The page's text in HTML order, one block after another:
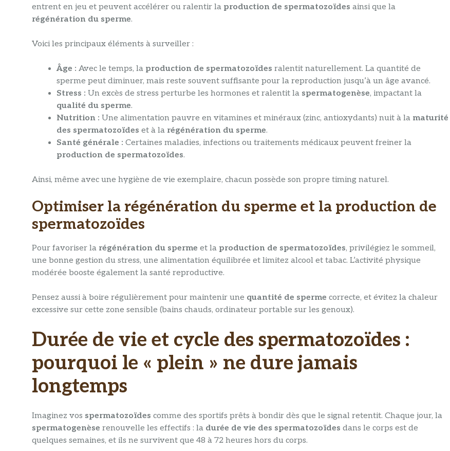
entrent en jeu et peuvent accélérer ou ralentir la production de spermatozoïdes ainsi que la
régénération du sperme.
Voici les principaux éléments à surveiller :
Âge : Avec le temps, la production de spermatozoïdes ralentit naturellement. La quantité de
sperme peut diminuer, mais reste souvent suffisante pour la reproduction jusqu’à un âge avancé.
Stress : Un excès de stress perturbe les hormones et ralentit la spermatogenèse, impactant la
qualité du sperme.
Nutrition : Une alimentation pauvre en vitamines et minéraux (zinc, antioxydants) nuit à la maturité
des spermatozoïdes et à la régénération du sperme.
Santé générale : Certaines maladies, infections ou traitements médicaux peuvent freiner la
production de spermatozoïdes.
Ainsi, même avec une hygiène de vie exemplaire, chacun possède son propre timing naturel.
Optimiser la régénération du sperme et la production de
spermatozoïdes
Pour favoriser la régénération du sperme et la production de spermatozoïdes, privilégiez le sommeil,
une bonne gestion du stress, une alimentation équilibrée et limitez alcool et tabac. L’activité physique
modérée booste également la santé reproductive.
Pensez aussi à boire régulièrement pour maintenir une quantité de sperme correcte, et évitez la chaleur
excessive sur cette zone sensible (bains chauds, ordinateur portable sur les genoux).
Durée de vie et cycle des spermatozoïdes :
pourquoi le « plein » ne dure jamais
longtemps
Imaginez vos spermatozoïdes comme des sportifs prêts à bondir dès que le signal retentit. Chaque jour, la
spermatogenèse renouvelle les effectifs : la durée de vie des spermatozoïdes dans le corps est de
quelques semaines, et ils ne survivent que 48 à 72 heures hors du corps.